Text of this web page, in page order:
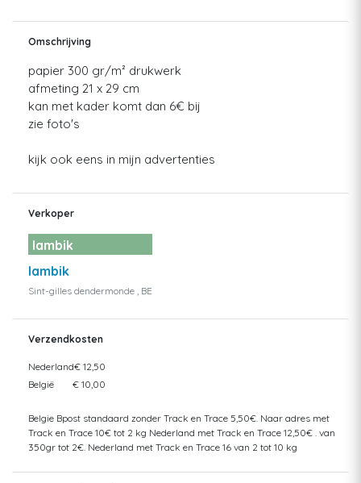
Omschrijving
papier 300 gr/m² drukwerk
afmeting 21 x 29 cm
kan met kader komt dan 6€ bij
zie foto's
kijk ook eens in mijn advertenties
Verkoper
lambik
lambik
Sint-gilles dendermonde , BE
Verzendkosten
Nederland€ 12,50
België
€ 10,00
Belgie Bpost standaard zonder Track en Trace 5,50€. Naar adres met
Track en Trace 10€ tot 2 kg Nederland met Track en Trace 12,50€ . van
350gr tot 2€. Nederland met Track en Trace 16 van 2 tot 10 kg